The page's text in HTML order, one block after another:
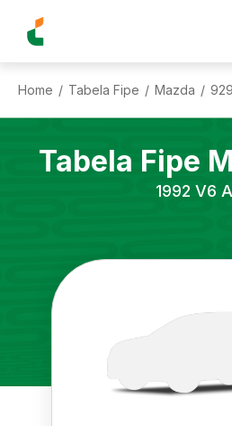
Home / Tabela Fipe / Mazda / 929
Tabela Fipe
1992 V6